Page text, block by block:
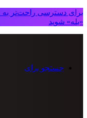
برای دسترسی راحت‌تر به
«بله» شوید
جستجو برای